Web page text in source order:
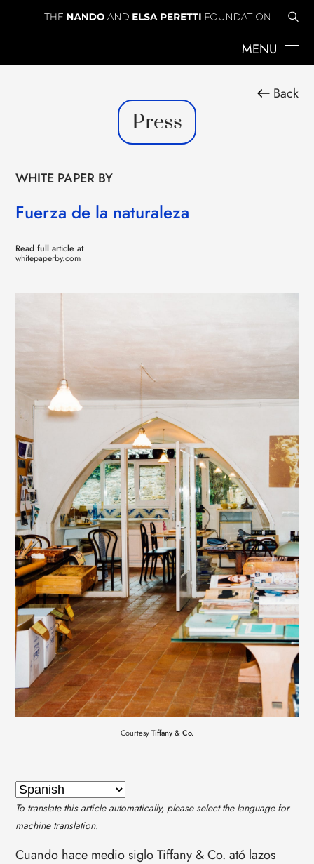
THE YEARS WITH ELSA
WHAT WE DO
MISSION
SPHERES
LEGACY
DELEGACIÓ A CATALUNYA
GET IN TOUCH
TERMS
LOG IN
MENU
Press
Back
WHITE PAPER BY
Fuerza de la naturaleza
Read full article at
whitepaperby.com
To translate this article automatically, please select the language for
machine translation.
Cuando hace medio siglo Tiffany & Co. ató lazos
CourtesyTiffany & Co.